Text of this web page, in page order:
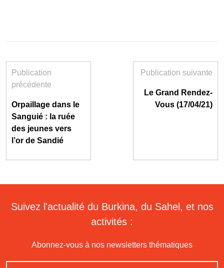
Publication
précédente
Orpaillage dans le
Sanguié : la ruée
des jeunes vers
l’or de Sandié
Publication suivante
Le Grand Rendez-
Vous (17/04/21)
Suivez l'actualité du Burkina, du Sahel, et nos
activités :
Abonnez-vous à nos newsletters thématiques